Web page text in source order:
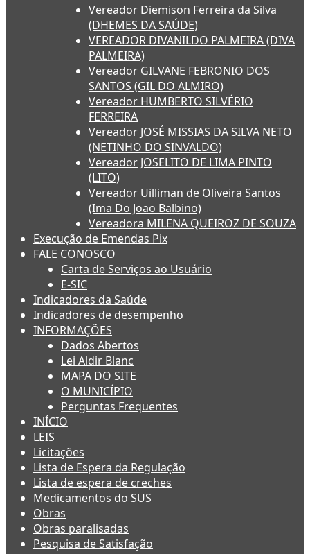
Vereador Diemison Ferreira da Silva
(DHEMES DA SAÚDE)
VEREADOR DIVANILDO PALMEIRA (DIVA
PALMEIRA)
Vereador GILVANE FEBRONIO DOS
SANTOS (GIL DO ALMIRO)
Vereador HUMBERTO SILVÉRIO
FERREIRA
Vereador JOSÉ MISSIAS DA SILVA NETO
(NETINHO DO SINVALDO)
Vereador JOSELITO DE LIMA PINTO
(LITO)
Vereador Uilliman de Oliveira Santos
(Ima Do Joao Balbino)
Vereadora MILENA QUEIROZ DE SOUZA
Execução de Emendas Pix
FALE CONOSCO
Carta de Serviços ao Usuário
E-SIC
Indicadores da Saúde
Indicadores de desempenho
INFORMAÇÕES
Dados Abertos
Lei Aldir Blanc
MAPA DO SITE
O MUNICÍPIO
Perguntas Frequentes
INÍCIO
LEIS
Licitações
Lista de Espera da Regulação
Lista de espera de creches
Medicamentos do SUS
Obras
Obras paralisadas
Pesquisa de Satisfação